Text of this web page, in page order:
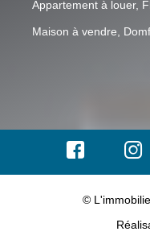
Appartement à louer,
Maison à vendre,
©